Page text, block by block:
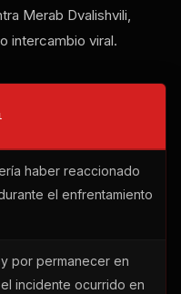
Merab Dvalishvili,
intercambio viral.
haber reaccionado
el enfrentamiento
por permanecer en
incidente ocurrido en